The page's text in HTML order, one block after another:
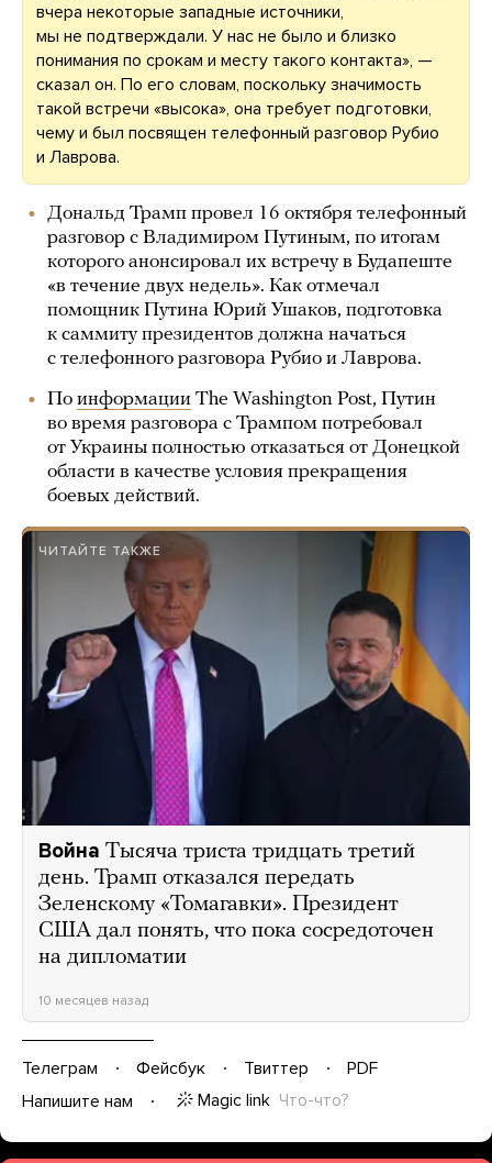
вчера некоторые западные источники,
мы не подтверждали. У нас не было и близко
понимания по срокам и месту такого контакта», —
сказал он. По его словам, поскольку значимость
такой встречи «высока», она требует подготовки,
чему и был посвящен телефонный разговор Рубио
и Лаврова.
Дональд Трамп провел 16 октября телефонный
разговор с Владимиром Путиным, по итогам
которого анонсировал их встречу в Будапеште
«в течение двух недель». Как отмечал
помощник Путина Юрий Ушаков, подготовка
к саммиту президентов должна начаться
с телефонного разговора Рубио и Лаврова.
По информации The Washington Post, Путин
во время разговора с Трампом потребовал
от Украины полностью отказаться от Донецкой
области в качестве условия прекращения
боевых действий.
ЧИТАЙТЕ ТАКЖЕ
Война Тысяча триста тридцать третий
день. Трамп отказался передать
Зеленскому «Томагавки». Президент
США дал понять, что пока сосредоточен
на дипломатии
10 месяцев назад
Телеграм Фейсбук Твиттер
PDF
Напишите нам
Magic link Что-что?